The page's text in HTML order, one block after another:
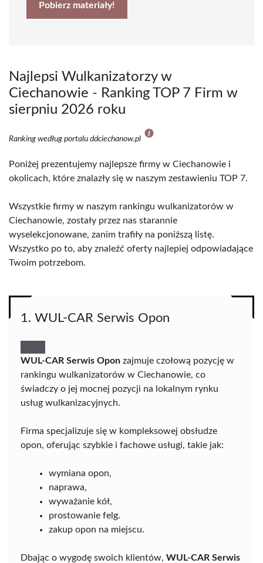
Pobierz materiały!
Najlepsi Wulkanizatorzy w
Ciechanowie - Ranking TOP 7 Firm w
sierpniu 2026 roku
Ranking według portalu ddciechanow.pl
Poniżej prezentujemy najlepsze firmy w Ciechanowie i
okolicach, które znalazły się w naszym zestawieniu TOP 7.
Wszystkie firmy w naszym rankingu wulkanizatorów w
Ciechanowie, zostały przez nas starannie
wyselekcjonowane, zanim trafiły na poniższą listę.
Wszystko po to, aby znaleźć oferty najlepiej odpowiadające
Twoim potrzebom.
1. WUL-CAR Serwis Opon
WUL-CAR Serwis Opon zajmuje czołową pozycję w
rankingu wulkanizatorów w Ciechanowie, co
świadczy o jej mocnej pozycji na lokalnym rynku
usług wulkanizacyjnych.
Firma specjalizuje się w kompleksowej obsłudze
opon, oferując szybkie i fachowe usługi, takie jak:
wymiana opon,
naprawa,
wyważanie kół,
prostowanie felg.
zakup opon na miejscu.
Dbając o wygodę swoich klientów, WUL-CAR Serwis